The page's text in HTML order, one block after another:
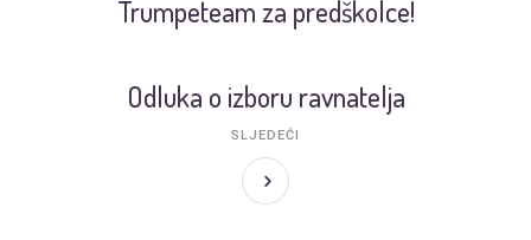
Trumpeteam za predškolce!
Odluka o izboru ravnatelja
SLJEDEĆI